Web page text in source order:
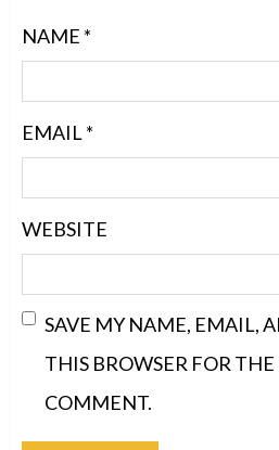
NAME *
EMAIL*
WEBSITE
SAVE MY NAME, EMAIL,
THIS BROWSER FOR
COMMENT.